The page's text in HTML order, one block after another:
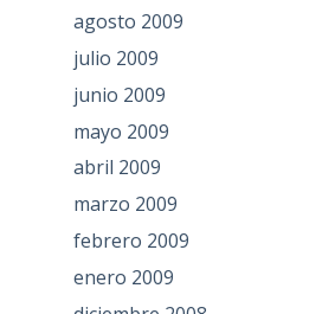
agosto 2009
julio 2009
junio 2009
mayo 2009
abril 2009
marzo 2009
febrero 2009
enero 2009